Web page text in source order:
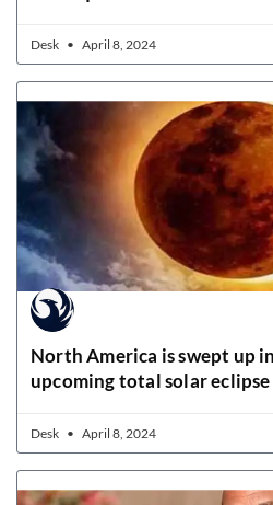
Desk April 8, 2024
North America is swept up
upcoming total solar eclipse
Desk April 8, 2024